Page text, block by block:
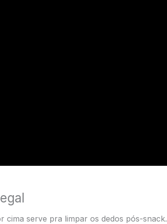
cima serve pra limpar os dedos pós-snack.